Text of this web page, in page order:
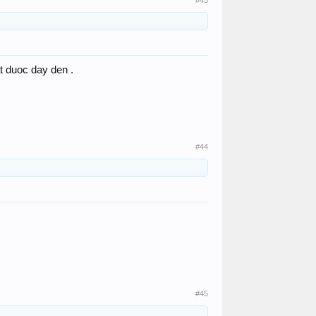
duoc day den .
#44
#45